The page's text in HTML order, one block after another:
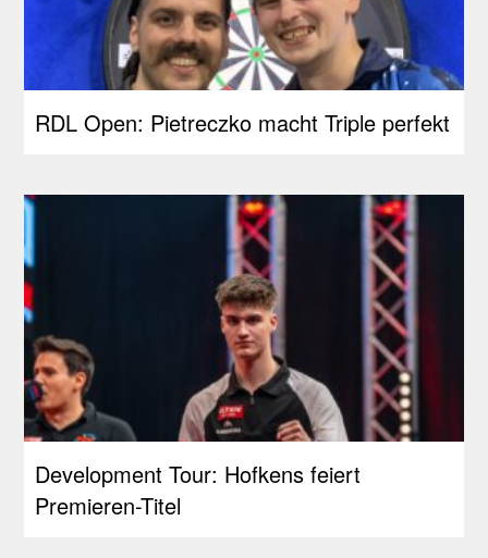
RDL Open: Pietreczko macht Triple perfekt
Development Tour: Hofkens feiert
Premieren-Titel